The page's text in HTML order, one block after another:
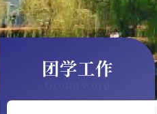
团学工作